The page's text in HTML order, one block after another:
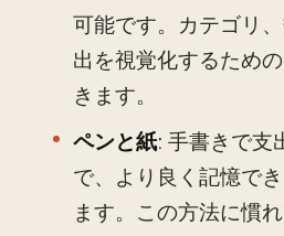
可能です。カテゴリ
出を視覚化するため
きます。
ペンと紙: 手書きで支
で、より良く記憶で
ます。この方法に慣